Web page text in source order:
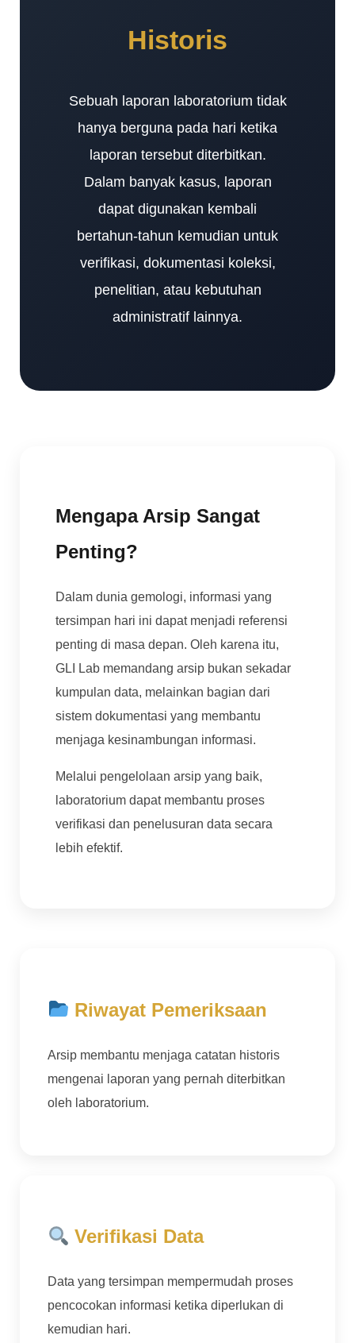
Historis
Sebuah laporan laboratorium tidak
hanya berguna pada hari ketika
laporan tersebut diterbitkan.
Dalam banyak kasus, laporan
dapat digunakan kembali
bertahun-tahun kemudian untuk
verifikasi, dokumentasi koleksi,
penelitian, atau kebutuhan
administratif lainnya.
Mengapa Arsip Sangat
Penting?
Dalam dunia gemologi, informasi yang
tersimpan hari ini dapat menjadi referensi
penting di masa depan. Oleh karena itu,
GLI Lab memandang arsip bukan sekadar
kumpulan data, melainkan bagian dari
sistem dokumentasi yang membantu
menjaga kesinambungan informasi.
Melalui pengelolaan arsip yang baik,
laboratorium dapat membantu proses
verifikasi dan penelusuran data secara
lebih efektif.
Riwayat Pemeriksaan
Arsip membantu menjaga catatan historis
mengenai laporan yang pernah diterbitkan
oleh laboratorium.
Verifikasi Data
Data yang tersimpan mempermudah proses
pencocokan informasi ketika diperlukan di
kemudian hari.